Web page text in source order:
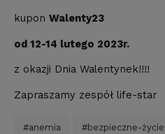
kupon Walenty23
od 12-14 lutego 2023r.
z okazji Dnia Walentynek!!!!
Zapraszamy zespół life-star
#anemia #bezpieczne-